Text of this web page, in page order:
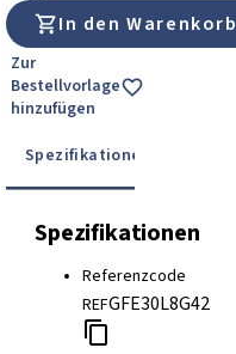
In den Warenkorb
Zur
Bestellvorlage
hinzufügen
Spezifikationen
Spezifikationen
Referenzcode
REFGFE30L8G42